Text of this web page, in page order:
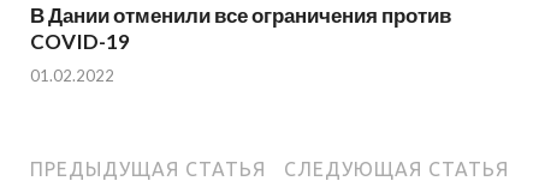
В Дании отменили все ограничения против
COVID-19
01.02.2022
ПРЕДЫДУЩАЯ СТАТЬЯ СЛЕДУЮЩАЯ СТАТЬЯ